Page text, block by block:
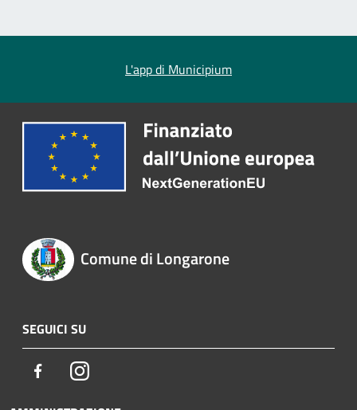
L'app di Municipium
Comune di Longarone
SEGUICI SU
FacebookInstagram